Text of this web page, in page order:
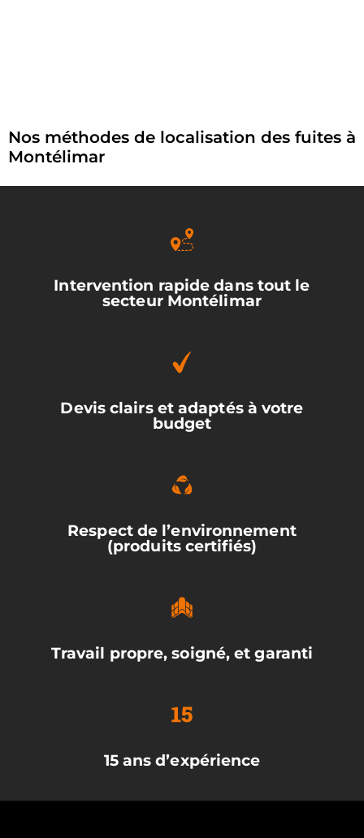
Nos méthodes de localisation des fuites à
Montélimar
Intervention rapide dans tout le
secteur Montélimar
Devis clairs et adaptés à votre
budget
Respect de l’environnement
(produits certifiés)
Travail propre, soigné, et garanti
15 ans d’expérience